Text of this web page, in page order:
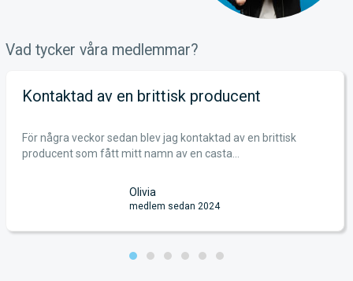
Vad tycker våra medlemmar?
Kontaktad av en brittisk producent
För några veckor sedan blev jag kontaktad av en brittisk
producent som fått mitt namn av en casta...
Olivia
medlem sedan 2024